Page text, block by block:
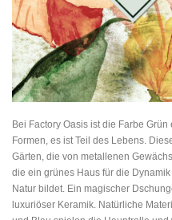
Bei Factory Oasis ist die Farbe
Formen, es ist Teil des Lebens.
Gärten, die von metallenen
die ein grünes Haus für die
Natur bildet. Ein magischer
luxuriöser Keramik. Natürliche